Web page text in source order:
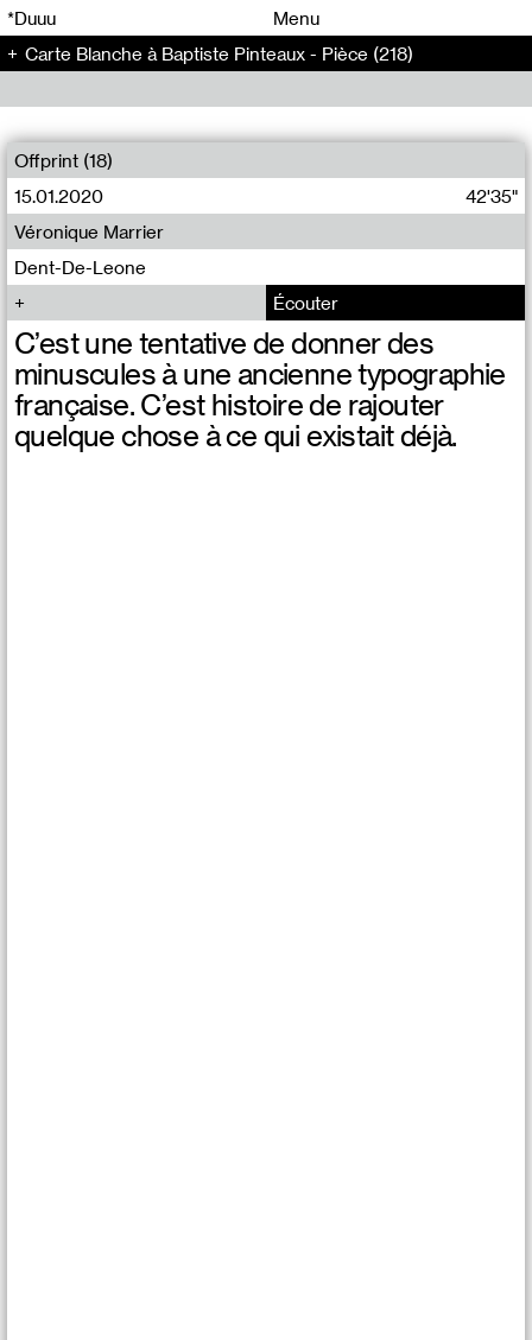
*Duuu
Menu
Carte Blanche à Baptiste Pinteaux - Pièce (218)
Offprint (18)
15.01.2020
42'35"
Dent-De-Leone
Véronique Marrier
Écouter
C’est une tentative de donner des
minuscules à une ancienne typographie
française. C’est histoire de rajouter
quelque chose à ce qui existait déjà.
00 00
00 00